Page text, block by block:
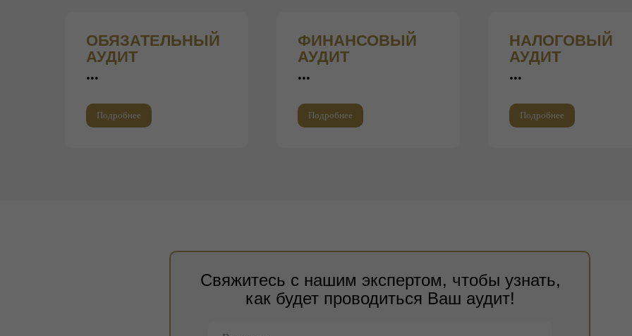
ОБЯЗАТЕЛЬНЫЙ
АУДИТ
•••
Подробнее
ФИНАНСОВЫЙ
АУДИТ
•••
Подробнее
НАЛОГОВЫЙ
АУДИТ
•••
Подробнее
Свяжитесь с нашим экспертом, чтобы узнать,
как будет проводиться Ваш аудит!